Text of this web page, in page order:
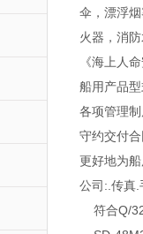
伞，漂浮
火器，消
《海上人
船用产品
各项管理
守约交付
更好地为
公司:.传真.
符合Q/